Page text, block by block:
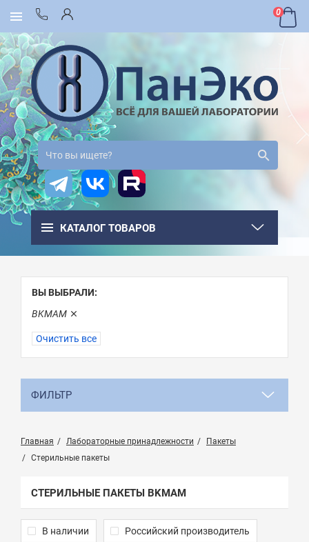
0
КАТАЛОГ ТОВАРОВ
ВЫ ВЫБРАЛИ:
BKMAM
Очистить все
ФИЛЬТР
Главная Лабораторные принадлежности
Пакеты
Стерильные пакеты
СТЕРИЛЬНЫЕ ПАКЕТЫ BKMAM
В наличии Российский производитель